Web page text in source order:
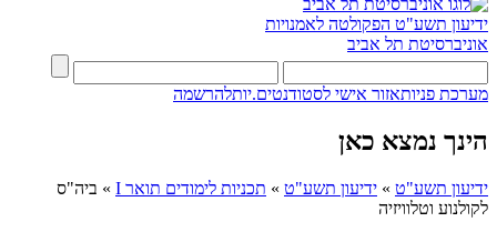
ידיעון תשע"ט הפקולטה לאמנויות
אוניברסיטת תל אביב
מערכת פניותאזור אישי לסטודנטים.יותלהרשמה
הינך נמצא כאן
ידיעון תשע"ט » ידיעון תשע"ט » תכניות לימודים תואר I » ביה"ס
לקולנוע וטלוויזיה